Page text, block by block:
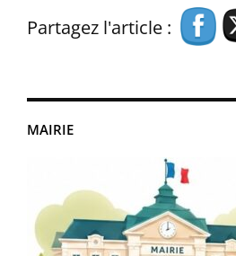
MAIRIE
Partagez l'article :